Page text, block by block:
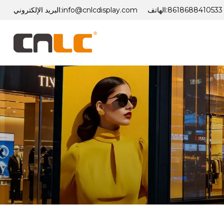
البريد الإلكتروني:info@cnlcdisplay.com الهاتف:8618688410533